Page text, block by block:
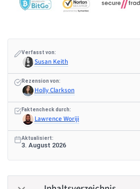
Verfasst von:
Susan Keith
Rezension von:
Holly Clarkson
Faktencheck durch:
Lawrence Woriji
Aktualisiert:
3. August 2026